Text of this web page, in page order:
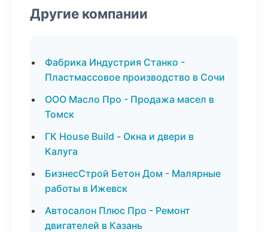
Другие компании
Фабрика Индустрия Станко -
Пластмассовое производство в Сочи
ООО Масло Про - Продажа масел в
Томск
ГК House Build - Окна и двери в
Калуга
БизнесСтрой Бетон Дом - Малярные
работы в Ижевск
Автосалон Плюс Про - Ремонт
двигателей в Казань